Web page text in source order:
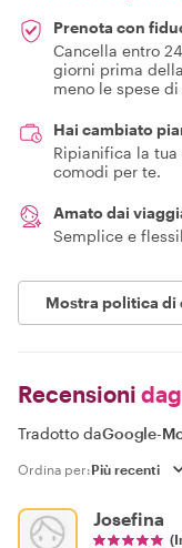
Prenota con
Cancella entro
giorni prima
meno le spese di
Hai cambiato
Ripianifica la tua
comodi per te.
Amato dai
Semplice e
Mostra politica di
Recensioni
Tradotto daGoogle-
Ordina per:
Josefina